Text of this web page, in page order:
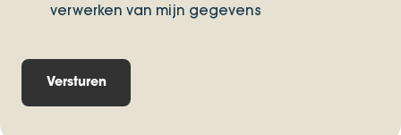
verwerken van mijn gegevens